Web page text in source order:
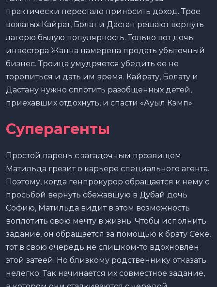
практически перестало приносить доход. Трое
вожатых Кайрат, Болат и Дастан решают вернуть
лагерю былую популярность. Только вот дочь
инвестора Жанна намерена продать убыточный
бизнес. Троица умудряется убедить ее не
торопиться и дать им время. Кайрату, Болату и
Дастану нужно сплотить разобщенных детей,
приехавших отдохнуть, и спасти «Ауыл Кэмп».
Суперагенты
Простой парень с загадочным прозвищем
Матильда грезит о карьере специального агента.
Поэтому, когда генпрокурор обращается к нему с
просьбой вернуть сбежавшую в Дубай дочь
Софию, Матильда видит в этом возможность
воплотить свою мечту в жизнь. Чтобы исполнить
задание, он обращается за помощью к брату Секе,
тот в свою очередь не слишком-то вдохновлен
этой затеей. Но близкому родственнику отказать
нелегко. Так начинается их совместное задание,